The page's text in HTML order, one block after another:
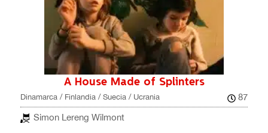
A House Made of Splinters
Dinamarca / Finlandia / Suecia / Ucrania
87
Simon Lereng Wilmont